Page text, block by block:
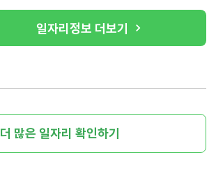
일자리정보 더보기
더 많은 일자리 확인하기